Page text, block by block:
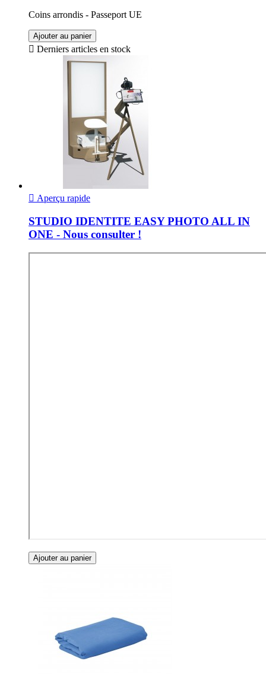
Coins arrondis - Passeport UE
Ajouter au panier
 Derniers articles en stock
 Aperçu rapide
STUDIO IDENTITE EASY PHOTO ALL IN
ONE - Nous consulter !
Ajouter au panier